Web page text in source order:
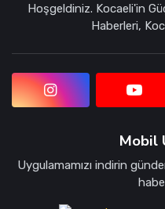
Hoşgeldiniz. Kocaeli'in
Haberleri,
Mobil
Uygulamamızı indirin